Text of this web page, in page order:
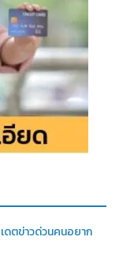
ดตข่าวด่วนคนอยาก